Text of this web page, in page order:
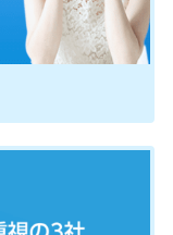
ま払いきると
直しで40万円